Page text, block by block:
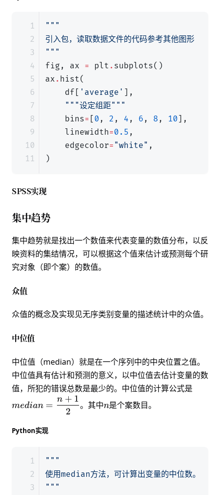
"""
fig , ax = plt . subplots()
ax . hist(
df [ 'average' ],
"""设定组距"""
bins= [ 0 , 2 , 4 , 6 , 8 , 10 ],
linewidth=0.5 ,
edgecolor= "white" ,
)
SPSS实现
集中趋势
集中趋势就是找出一个数值来代表变量的数值分布，以反
映资料的集结情况，可以根据这个值来估计或预测每个研
究对象（即个案）的数值。
众值
众值的概念及实现见无序类别变量的描述统计中的众值。
中位值
中位值（median）就是在一个序列中的中央位置之值。
中位值具有估计和预测的意义，以中位值去估计变量的数
值，所犯的错误总数是最少的。中位值的计算公式是
median =
2
n + 1
。其中n是个案数目。
Python实现
"""